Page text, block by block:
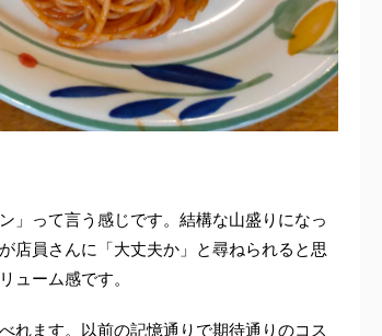
」って言う感じです。結構な山盛りになっ
店員さんに「大丈夫か」と尋ねられると思
ューム感です。
れます。以前の記憶通りで期待通りのコス